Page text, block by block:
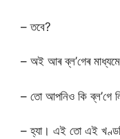
– তবে?
– অই আৰ ব্ল’গেৰ
– তো আপনিও কি ব্ল’গে
– হ্যা। এই তো এই